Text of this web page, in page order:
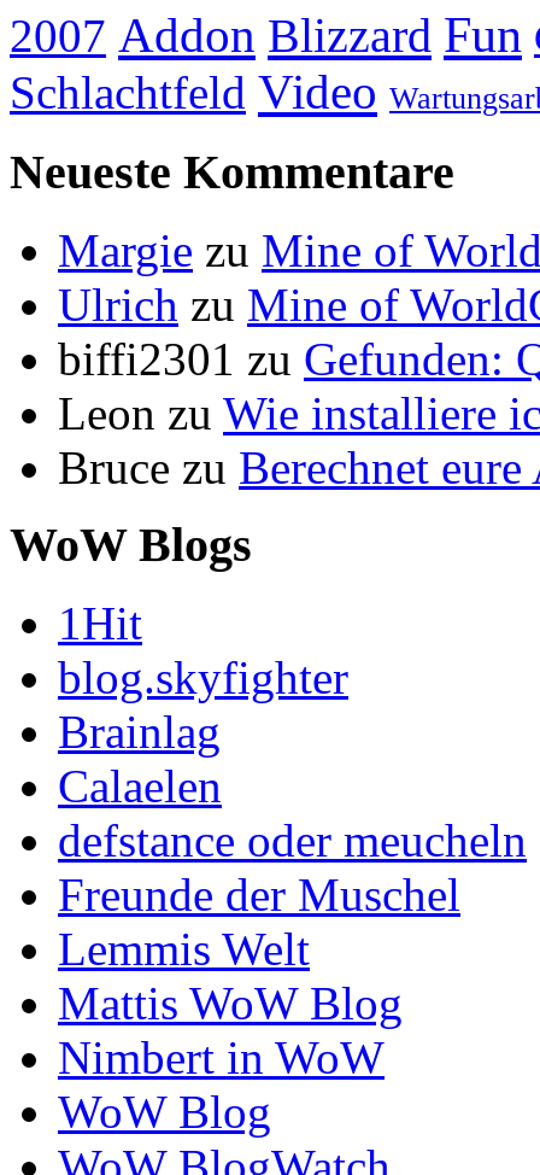
2007 Addon Blizzard Fun
Schlachtfeld Video
Neueste Kommentare
Margie zu Mine of
Ulrich zu Mine of
biffi2301 zu Gefunden:
Leon zu Wie installiere
Bruce zu Berechnet
WoW Blogs
1Hit
blog.skyfighter
Brainlag
Calaelen
defstance oder meucheln
Freunde der Muschel
Lemmis Welt
Mattis WoW Blog
Nimbert in WoW
WoW Blog